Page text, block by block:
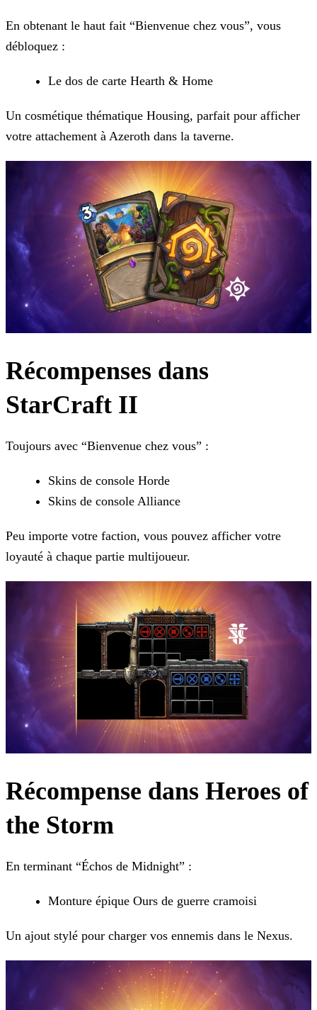
En obtenant le haut fait “Bienvenue chez vous”, vous
débloquez :
Le dos de carte Hearth & Home
Un cosmétique thématique Housing, parfait pour afficher
votre attachement à Azeroth dans la taverne.
Récompenses dans
StarCraft II
Toujours avec “Bienvenue chez vous” :
Skins de console Horde
Skins de console Alliance
Peu importe votre faction, vous pouvez afficher votre
loyauté à chaque partie multijoueur.
Récompense dans Heroes of
the Storm
En terminant “Échos de Midnight” :
Monture épique Ours de guerre cramoisi
Un ajout stylé pour charger vos ennemis dans le Nexus.